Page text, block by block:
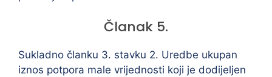
Članak 5.
Sukladno članku 3. stavku 2. Uredbe ukupan
iznos potpora male vrijednosti koji je dodijeljen